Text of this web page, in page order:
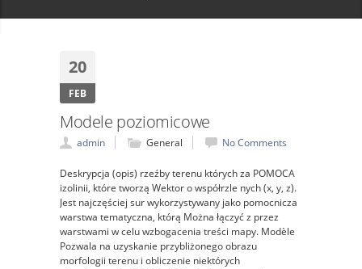
20
FEB
Modele poziomicowe
admin General No Comments
Deskrypcja (opis) rzeźby terenu których za POMOCA
izolinii, które tworzą Wektor o współrzle nych (x, y, z).
Jest najczęściej sur wykorzystywany jako pomocnicza
warstwa tematyczna, którą Można łączyć z przez
warstwami w celu wzbogacenia treści mapy. Modèle
Pozwala na uzyskanie przybliżonego obrazu
morfologii terenu i obliczenie niektórych